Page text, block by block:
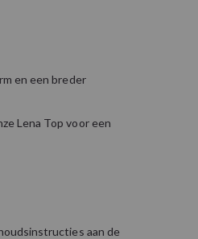
en een breder
Lena Top voor een
aan de